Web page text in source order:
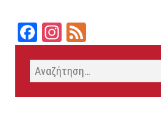
Fa
ce
bo
ok
In
st
ag
ra
ed